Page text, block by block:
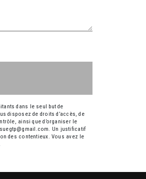
dans le seul but de
disposez de droits d’accès, de
ainsi que d’organiser le
Un justificatif
des contentieux. Vous avez le